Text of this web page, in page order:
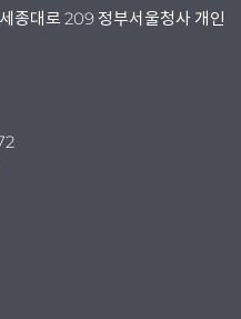
종대로 209 정부서울청사 개인